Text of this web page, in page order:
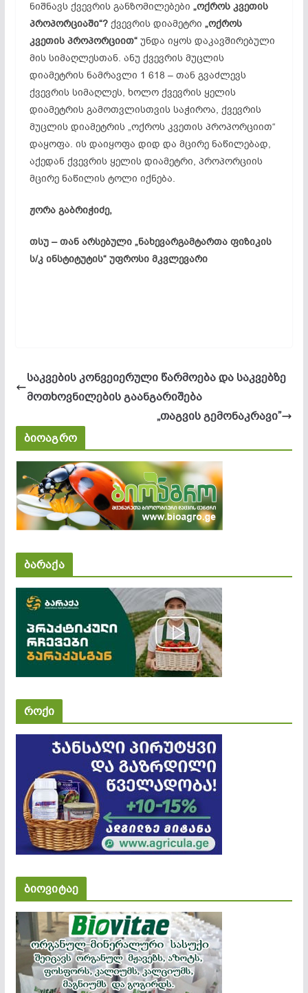
ნიშნავს ქვევრის განზომილებები „ოქროს კვეთის
პროპორციაში“?ქვევრის დიამეტრი „ოქროს
კვეთის პროპორციით“უნდა იყოს დაკავშირებული
მის სიმაღლესთან. ანუ ქვევრის მუცლის
დიამეტრის ნამრავლი 1 618 – თან გვაძლევს
ქვევრის სიმაღლეს, ხოლო ქვევრის ყელის
დიამეტრის გამოთვლისთვისსაჭიროა, ქვევრის
მუცლის დიამეტრის „ოქროს კვეთის პროპორციით“
დაყოფა. ის დაიყოფა დიდ და მცირე ნაწილებად,
აქედან ქვევრის ყელის დიამეტრი, პროპორციის
მცირე ნაწილის ტოლი იქნება.
ჟორა გაბრიჭიძე,
თსუ – თან არსებული „ნახევარგამტართაფიზიკის
ს/კ ინსტიტუტის“ უფროსი მკვლევარი
საკვების კონვეიერული წარმოება და საკვებზე
მოთხოვნილების გაანგარიშება
„თაგვის გემონაკრავი”
ბიოაგრო
ბარაქა
როქი
ბიოვიტაე